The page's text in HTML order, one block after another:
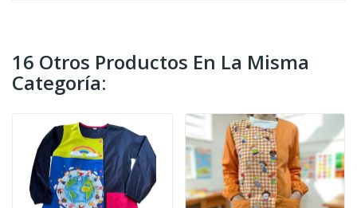
16 Otros Productos En La Misma
Categoría: